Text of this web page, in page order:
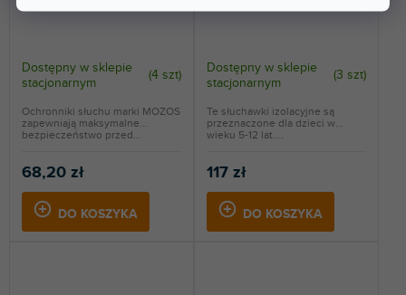
Dostępny w sklepie
stacjonarnym
(4 szt)
68,20 zł
DO KOSZYKA
Ochronniki słuchu marki MOZOS
zapewniają maksymalne
bezpieczeństwo przed...
Dostępny w sklepie
stacjonarnym
(3 szt)
117 zł
DO KOSZYKA
Te słuchawki izolacyjne są
przeznaczone dla dzieci w
wieku 5-12 lat....